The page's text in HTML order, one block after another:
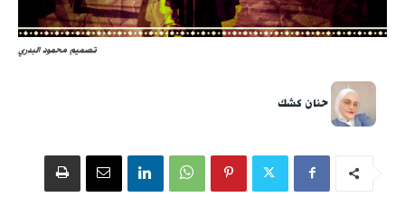
تصميم محمود البدري
حنان كشك